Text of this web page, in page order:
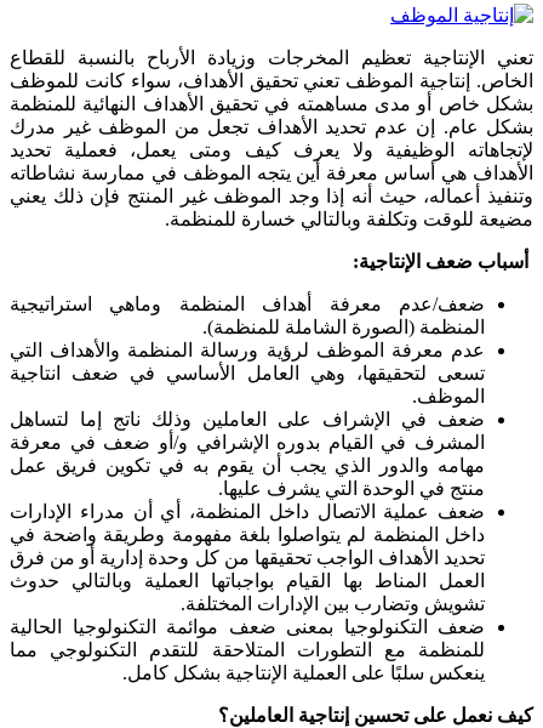
تعني الإنتاجية تعظيم المخرجات وزيادة الأرباح بالنسبة للقطاع
الخاص. إنتاجية الموظف تعني تحقيق الأهداف، سواء كانت للموظف
بشكل خاص أو مدى مساهمته في تحقيق الأهداف النهائية للمنظمة
بشكل عام. إن عدم تحديد الأهداف تجعل من الموظف غير مدرك
لإتجاهاته الوظيفية ولا يعرف كيف ومتى يعمل، فعملية تحديد
الأهداف هي أساس معرفة أين يتجه الموظف في ممارسة نشاطاته
وتنفيذ أعماله، حيث أنه إذا وجد الموظف غير المنتج فإن ذلك يعني
مضيعة للوقت وتكلفة وبالتالي خسارة للمنظمة.
أسباب ضعف الإنتاجية:
ضعف/عدم معرفة أهداف المنظمة وماهي استراتيجية
المنظمة (الصورة الشاملة للمنظمة).
عدم معرفة الموظف لرؤية ورسالة المنظمة والأهداف التي
تسعى لتحقيقها، وهي العامل الأساسي في ضعف انتاجية
الموظف.
ضعف في الإشراف على العاملين وذلك ناتج إما لتساهل
المشرف في القيام بدوره الإشرافي و/أو ضعف في معرفة
مهامه والدور الذي يجب أن يقوم به في تكوين فريق عمل
منتج في الوحدة التي يشرف عليها.
ضعف عملية الاتصال داخل المنظمة، أي أن مدراء الإدارات
داخل المنظمة لم يتواصلوا بلغة مفهومة وطريقة واضحة في
تحديد الأهداف الواجب تحقيقها من كل وحدة إدارية أو من فرق
العمل المناط بها القيام بواجباتها العملية وبالتالي حدوث
تشويش وتضارب بين الإدارات المختلفة.
ضعف التكنولوجيا بمعنى ضعف موائمة التكنولوجيا الحالية
للمنظمة مع التطورات المتلاحقة للتقدم التكنولوجي مما
ينعكس سلبًا على العملية الإنتاجية بشكل كامل.
كيف نعمل على تحسين إنتاجية العاملين؟